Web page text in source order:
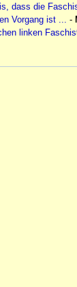
dass die
Vorgang ist ... -
linken